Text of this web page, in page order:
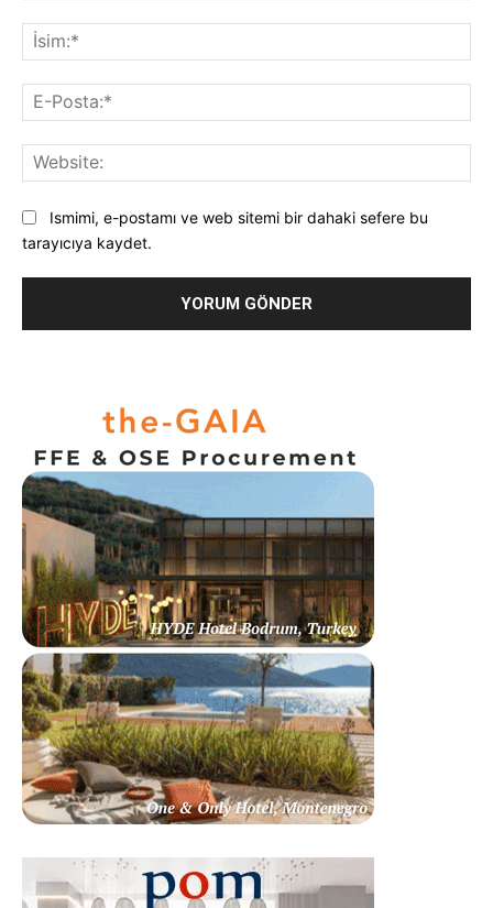
Ismimi, e-postamı ve web sitemi bir dahaki sefere bu
tarayıcıya kaydet.